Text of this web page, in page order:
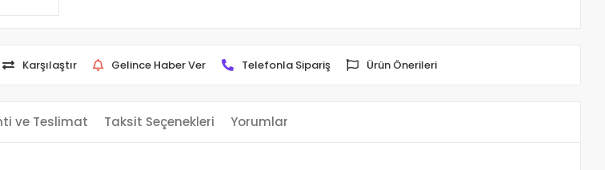
Karşılaştır Gelince Haber Ver Telefonla Sipariş Ürün Önerileri
ve Teslimat Taksit Seçenekleri Yorumlar